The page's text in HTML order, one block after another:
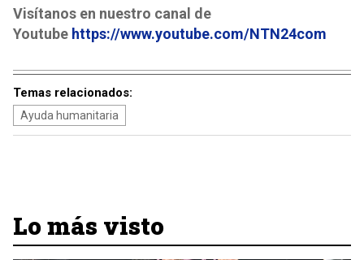
Visítanos en nuestro canal de
Youtube https://www.youtube.com/NTN24com
Temas relacionados:
Ayuda humanitaria
Lo más visto